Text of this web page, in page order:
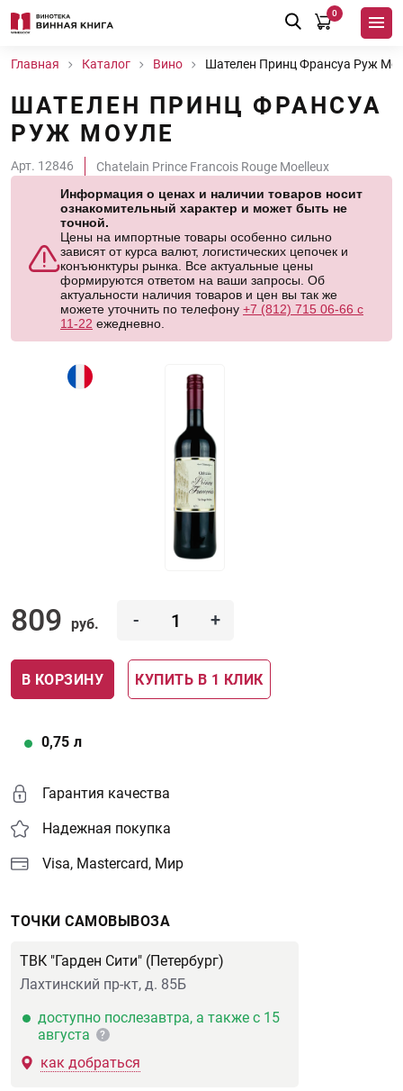
0
Главная Каталог Вино Шателен Принц Франсуа Руж
ШАТЕЛЕН ПРИНЦ ФРАНСУА
РУЖ МОУЛЕ
Арт. 12846
Chatelain Prince Francois Rouge Moelleux
Информация о ценах и наличии товаров носит
ознакомительный характер и может быть не
точной.
Цены на импортные товары особенно сильно
зависят от курса валют, логистических цепочек и
конъюнктуры рынка. Все актуальные цены
формируются ответом на ваши запросы. Об
актуальности наличия товаров и цен вы так же
можете уточнить по телефону +7 (812) 715 06-66 с
11-22 ежедневно.
809 руб. - +
В КОРЗИНУ КУПИТЬ В 1 КЛИК
0,75 л
Гарантия качества
Надежная покупка
Visa, Mastercard, Мир
ТОЧКИ САМОВЫВОЗА
ТВК "Гарден Сити" (Петербург)
Лахтинский пр-кт, д. 85Б
доступно послезавтра, а также с 15
августа
?
как добраться